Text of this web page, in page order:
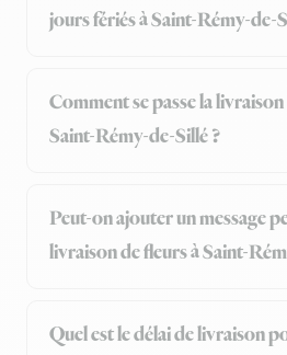
jours fériés à Saint-Rémy-de-
Comment se passe la
Saint-Rémy-de-Sillé ?
Peut-on ajouter un message
livraison de fleurs à Saint-
Quel est le délai de livraison